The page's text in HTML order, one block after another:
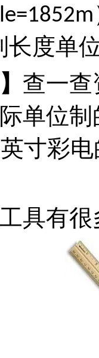
长度单
查一
单位
英寸彩
有很